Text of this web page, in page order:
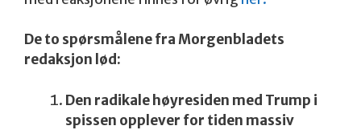
De to spørsmålene fra Morgenbladets
redaksjon lød:
Den radikale høyresiden med Trump i
spissen opplever for tiden massiv